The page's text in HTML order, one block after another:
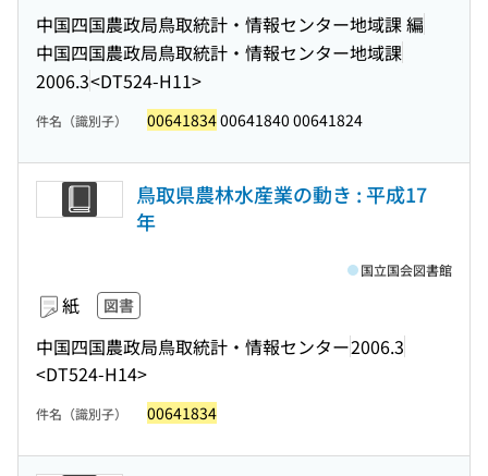
中国四国農政局鳥取統計・情報センター地域課 編
中国四国農政局鳥取統計・情報センター地域課
2006.3<DT524-H11>
件名（識別子） 0064183400641840 00641824
鳥取県農林水産業の動き : 平成17
年
紙 図書
中国四国農政局鳥取統計・情報センター2006.3
<DT524-H14>
国立国会図書館
件名（識別子） 00641834